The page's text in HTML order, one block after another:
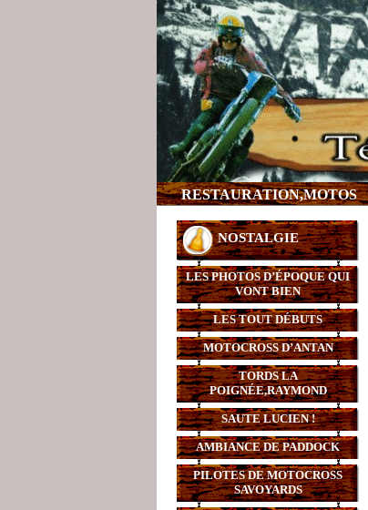
RESTAURATION,MOTOS
NOSTALGIE
LES PHOTOS D’ÉPOQUE QUI
VONT BIEN
LES TOUT DÉBUTS
MOTOCROSS D’ANTAN
TORDS LA
POIGNÉE,RAYMOND
SAUTE LUCIEN !
AMBIANCE DE PADDOCK
PILOTES DE MOTOCROSS
SAVOYARDS